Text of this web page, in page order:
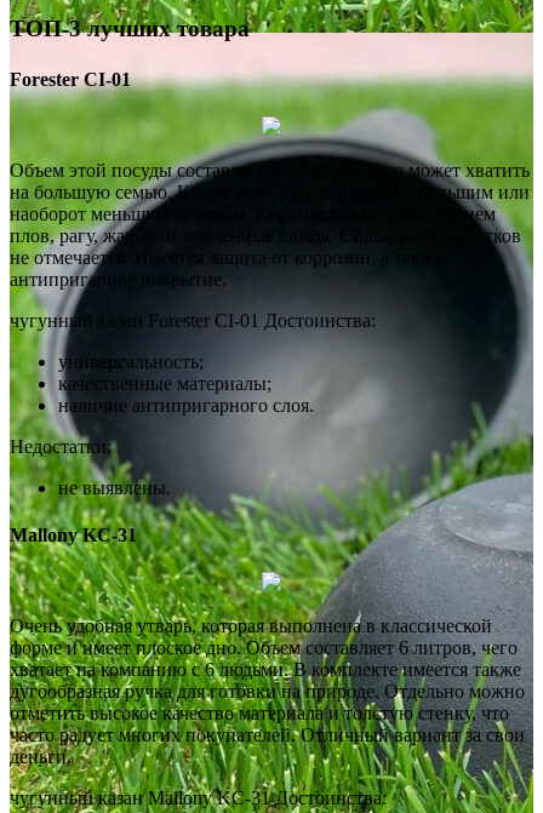
ТОП-3 лучших товара
Forester CI-01
Объем этой посуды составляет 9,5 литров, чего может хватить
на большую семью. Кроме того, есть варианты с большим или
наоборот меньшим объемом. Разрешается готовить на нем
плов, рагу, жаркое и томленные блюда. Сильных недостатков
не отмечается. Имеется защита от коррозии, а также
антипригарное покрытие.
чугунный казан Forester CI-01 Достоинства:
универсальность;
качественные материалы;
наличие антипригарного слоя.
Недостатки:
не выявлены.
Mallony KС-31
Очень удобная утварь, которая выполнена в классической
форме и имеет плоское дно. Объем составляет 6 литров, чего
хватает на компанию с 6 людьми. В комплекте имеется также
дугообразная ручка для готовки на природе. Отдельно можно
отметить высокое качество материала и толстую стенку, что
часто радует многих покупателей. Отличный вариант за свои
деньги.
чугунный казан Mallony KС-31 Достоинства: